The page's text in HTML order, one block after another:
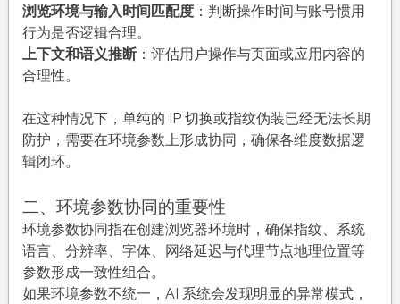
浏览环境与输入时间匹配度：判断操作时间与账号惯用
行为是否逻辑合理。
上下文和语义推断：评估用户操作与页面或应用内容的
合理性。
在这种情况下，单纯的 IP 切换或指纹伪装已经无法长期
防护，需要在环境参数上形成协同，确保各维度数据逻
辑闭环。
二、环境参数协同的重要性
环境参数协同指在创建浏览器环境时，确保指纹、系统
语言、分辨率、字体、网络延迟与代理节点地理位置等
参数形成一致性组合。
如果环境参数不统一，AI 系统会发现明显的异常模式，